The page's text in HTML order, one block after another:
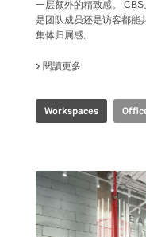
一层额外的精致感。
是团队成员还是访客都能
集体归属感。
閱讀更多
Workspaces